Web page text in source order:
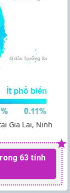
Gia Lai, Ninh
63 tỉnh